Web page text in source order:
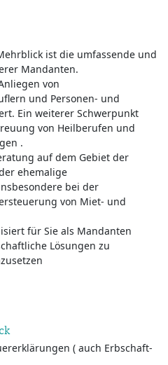
ist die umfassende und
Mandanten.
von
und Personen- und
Ein weiterer Schwerpunkt
von Heilberufen und
.
auf dem Gebiet der
ehemalige
bei der
von Miet- und
für Sie als Mandanten
Lösungen zu
( auch Erbschaft-